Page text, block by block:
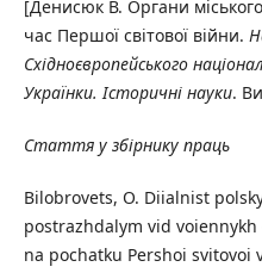
[Денисюк В. Органи
час Першої світової війни.
Східноєвропейського
Українки. Історичні науки.
Стаття у збірнику праць
Bilobrovets, O. Diialnist
postrazhdalym vid
na pochatku Pershoi svitovoi